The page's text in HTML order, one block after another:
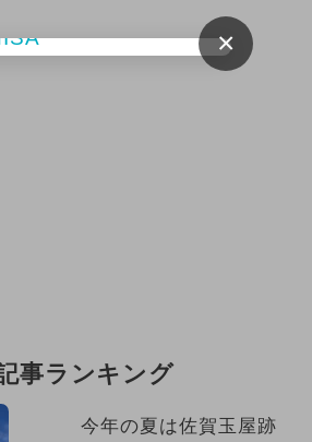
事ランキング
今年の夏は佐賀玉屋跡
×